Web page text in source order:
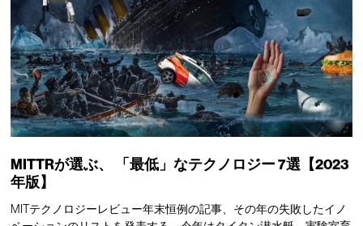
MITTRが選ぶ、 「最低」なテクノロジー7選【2023
年版】
MITテクノロジーレビュー年末恒例の記事、その年の失敗したイノ